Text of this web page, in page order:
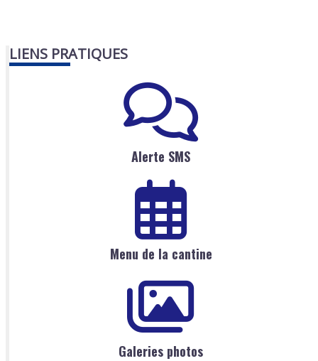
LIENS PRATIQUES
Alerte SMS
Menu de la cantine
Galeries photos